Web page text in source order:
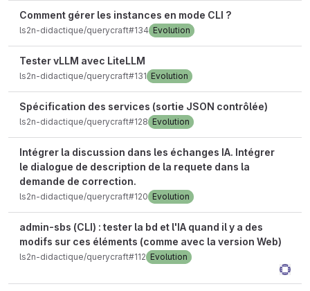
Comment gérer les instances en mode CLI ?
ls2n-didactique/querycraft#134 Evolution
Tester vLLM avec LiteLLM
ls2n-didactique/querycraft#131 Evolution
Spécification des services (sortie JSON contrôlée)
ls2n-didactique/querycraft#128 Evolution
Intégrer la discussion dans les échanges IA. Intégrer
le dialogue de description de la requete dans la
demande de correction.
ls2n-didactique/querycraft#120 Evolution
admin-sbs (CLI) : tester la bd et l'IA quand il y a des
modifs sur ces éléments (comme avec la version Web)
ls2n-didactique/querycraft#112 Evolution